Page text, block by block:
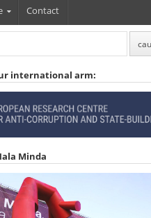
Contact
international arm:
Minda